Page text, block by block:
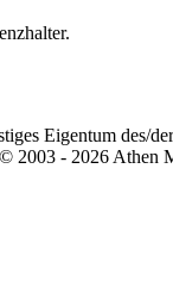
Eigentum des/
2003 - 2026 Athen